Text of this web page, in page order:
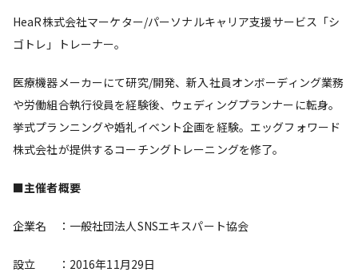
HeaR株式会社マーケター/パーソナルキャリア支援サービス「シ
ゴトレ」トレーナー。
医療機器メーカーにて研究/開発、新入社員オンボーディング業務
や労働組合執行役員を経験後、ウェディングプランナーに転身。
挙式プランニングや婚礼イベント企画を経験。エッグフォワード
株式会社が提供するコーチングトレーニングを修了。
■主催者概要
企業名 ：一般社団法人SNSエキスパート協会
設立 ：2016年11月29日